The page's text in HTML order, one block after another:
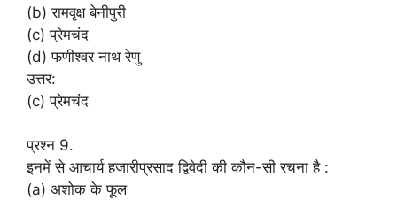
(b) रामवृक्ष बेनीपुरी
(c) प्रेमचंद
(d) फणीश्वर नाथ रेणु
उत्तर:
(c) प्रेमचंद
प्रश्न 9.
इनमें से आचार्य हजारीप्रसाद द्विवेदी की कौन-सी रचना है :
(a) अशोक के फूल